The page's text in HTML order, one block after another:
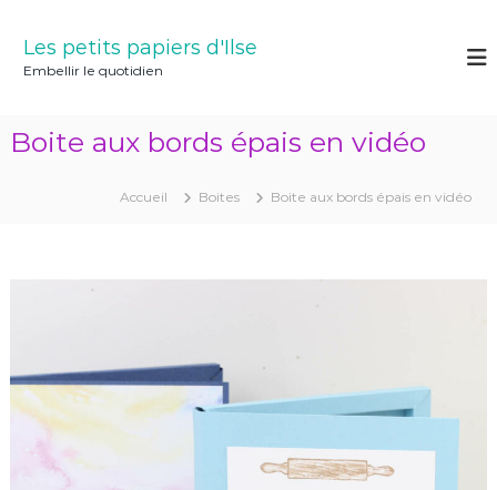
Les petits papiers d'Ilse
Embellir le quotidien
Boite aux bords épais en vidéo
Accueil Boites Boite aux bords épais en vidéo